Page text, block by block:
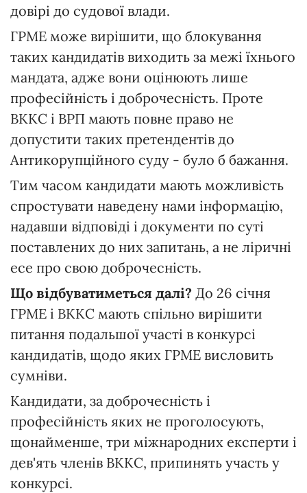
довірі до судової влади.
ГРМЕ може вирішити, що блокування
таких кандидатів виходить за межі їхнього
мандата, адже вони оцінюють лише
професійність і доброчесність. Проте
ВККС і ВРП мають повне право не
допустити таких претендентів до
Антикорупційного суду - було б бажання.
Тим часом кандидати мають можливість
спростувати наведену нами інформацію,
надавши відповіді і документи по суті
поставлених до них запитань, а не ліричні
есе про свою доброчесність.
Що відбуватиметься далі? До 26 січня
ГРМЕ і ВККС мають спільно вирішити
питання подальшої участі в конкурсі
кандидатів, щодо яких ГРМЕ висловить
сумніви.
Кандидати, за доброчесність і
професійність яких не проголосують,
щонайменше, три міжнародних експерти і
дев'ять членів ВККС, припинять участь у
конкурсі.